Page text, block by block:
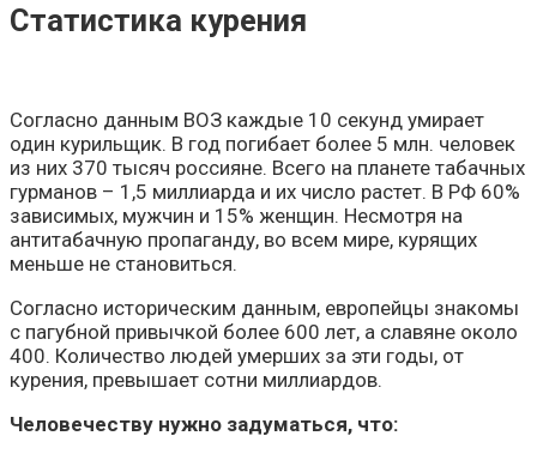
Статистика курения
Согласно данным ВОЗ каждые 10 секунд умирает
один курильщик. В год погибает более 5 млн. человек
из них 370 тысяч россияне. Всего на планете табачных
гурманов – 1,5 миллиарда и их число растет. В РФ 60%
зависимых, мужчин и 15% женщин. Несмотря на
антитабачную пропаганду, во всем мире, курящих
меньше не становиться.
Согласно историческим данным, европейцы знакомы
с пагубной привычкой более 600 лет, а славяне около
400. Количество людей умерших за эти годы, от
курения, превышает сотни миллиардов.
Человечеству нужно задуматься, что: